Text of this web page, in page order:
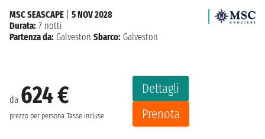
da 624 €
prezzo per persona Tasse incluse
Dettagli
Prenota
MSC SEASCAPE
5 NOV 2028
Durata: 7 notti
Partenza da: Galveston Sbarco: Galveston